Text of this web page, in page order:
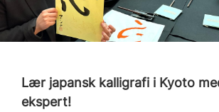
Lær japansk kalligrafi i Kyoto
ekspert!